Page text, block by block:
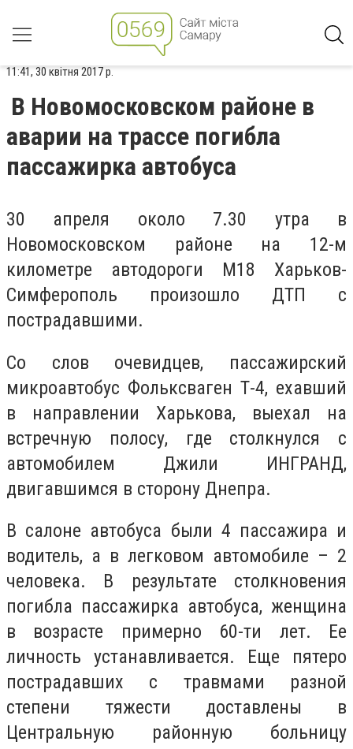
11:41, 30 квітня 2017 р.
В Новомосковском районе в
аварии на трассе погибла
пассажирка автобуса
30 апреля около 7.30 утра в
Новомосковском районе на 12-м
километре автодороги М18 Харьков-
Симферополь произошло ДТП с
пострадавшими.
Со слов очевидцев, пассажирский
микроавтобус Фольксваген Т-4, ехавший
в направлении Харькова, выехал на
встречную полосу, где столкнулся с
автомобилем Джили ИНГРАНД,
двигавшимся в сторону Днепра.
В салоне автобуса были 4 пассажира и
водитель, а в легковом автомобиле – 2
человека. В результате столкновения
погибла пассажирка автобуса, женщина
в возрасте примерно 60-ти лет. Ее
личность устанавливается. Еще пятеро
пострадавших с травмами разной
степени тяжести доставлены в
Центральную районную больницу